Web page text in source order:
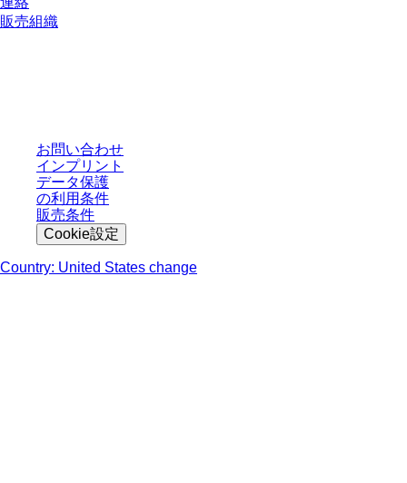
販売組織
お問い合わせ
インプリント
データ保護
の利用条件
販売条件
Cookie設定
Country: United States change